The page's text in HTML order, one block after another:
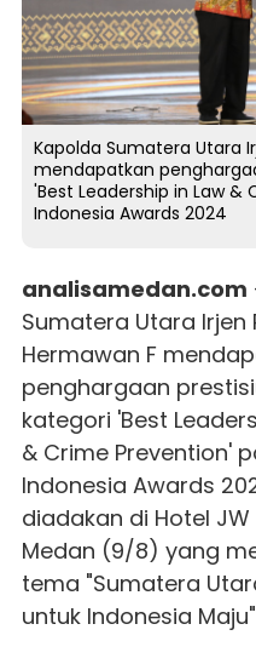
Kapolda Sumatera Utara
mendapatkan
'Best Leadership in Law &
Indonesia Awards 2024
analisamedan.com
Sumatera Utara Irjen
Hermawan F
penghargaan
kategori 'Best
& Crime Prevention'
Indonesia Awards
diadakan di Hotel
Medan (9/8) yang
tema "Sumatera
untuk Indonesia